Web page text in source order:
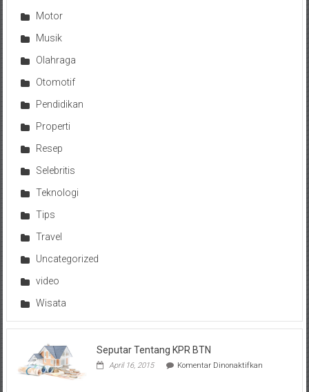
Motor
Musik
Olahraga
Otomotif
Pendidikan
Properti
Resep
Selebritis
Teknologi
Tips
Travel
Uncategorized
video
Wisata
Seputar Tentang KPR BTN
April 16, 2015 Komentar Dinonaktifkanpada